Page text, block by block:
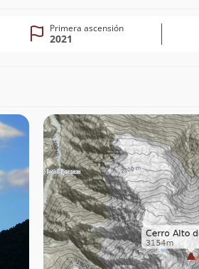
Primera ascensión
2021